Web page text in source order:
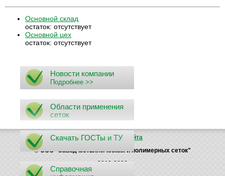
Основной склад
остаток: отсутствует
Основной цех
остаток: отсутствует
Новости компании
Подробнее >>
Области применения
сеток
Скачать ГОСТы и ТУ
Справочная
Поиск
Карта сайта
© ООО "Завод металлических и полимерных сеток"
2012-2026